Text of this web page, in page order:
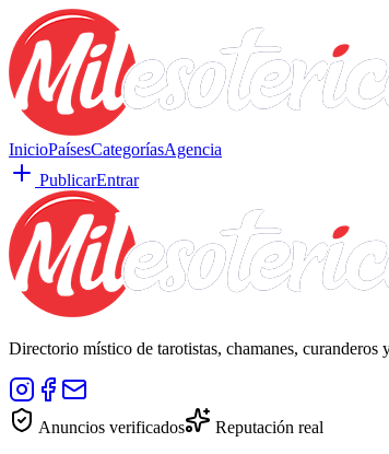
InicioPaísesCategoríasAgencia
PublicarEntrar
Directorio místico de tarotistas, chamanes,
Anuncios verificados Reputación real